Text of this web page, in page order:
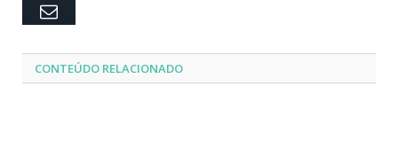
Email
CONTEÚDO RELACIONADO